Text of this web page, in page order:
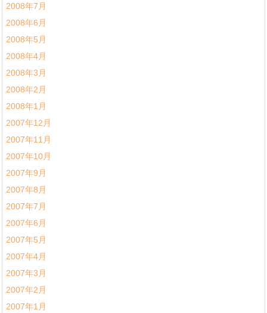
2008年7月
2008年6月
2008年5月
2008年4月
2008年3月
2008年2月
2008年1月
2007年12月
2007年11月
2007年10月
2007年9月
2007年8月
2007年7月
2007年6月
2007年5月
2007年4月
2007年3月
2007年2月
2007年1月